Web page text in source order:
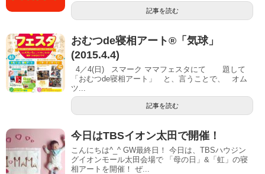
記事を読む
おむつde寝相アート®「気球」
(2015.4.4)
4／4(日) スマーク ママフェスタにて 題して
「おむつde寝相アート」 と、言うことで、 オム
ツ...
記事を読む
今日はTBSイオン太田で開催！
こんにちは^_^ GW最終日！ 今日は、TBSハウジン
グイオンモール太田会場で 「母の日」&「虹」の寝
相アートを開催！ ぜ...